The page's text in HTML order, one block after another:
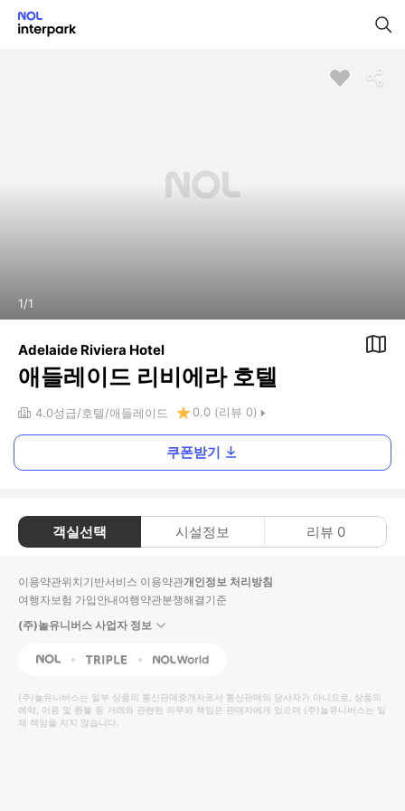
1/1
Adelaide Riviera Hotel
애들레이드 리비에라 호텔
4.0성급 호텔 애들레이드 0.0 (리뷰 0)
쿠폰받기
객실선택 시설정보 리뷰 0
이용약관위치기반서비스 이용약관개인정보 처리방침
여행자보험 가입안내여행약관분쟁해결기준
(주)놀유니버스 사업자 정보
NOL Triple Interpark Global
(주)놀유니버스는 일부 상품의 통신판매중개자로서 통신판매의 당사자가 아니므로, 상품의
예약, 이용 및 환불 등 거래와 관련된 의무와 책임은 판매자에게 있으며 (주)놀유니버스는 일
체 책임을 지지 않습니다.